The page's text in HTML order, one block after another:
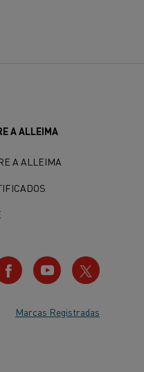
A ALLEIMA
A ALLEIMA
Marcas Registradas